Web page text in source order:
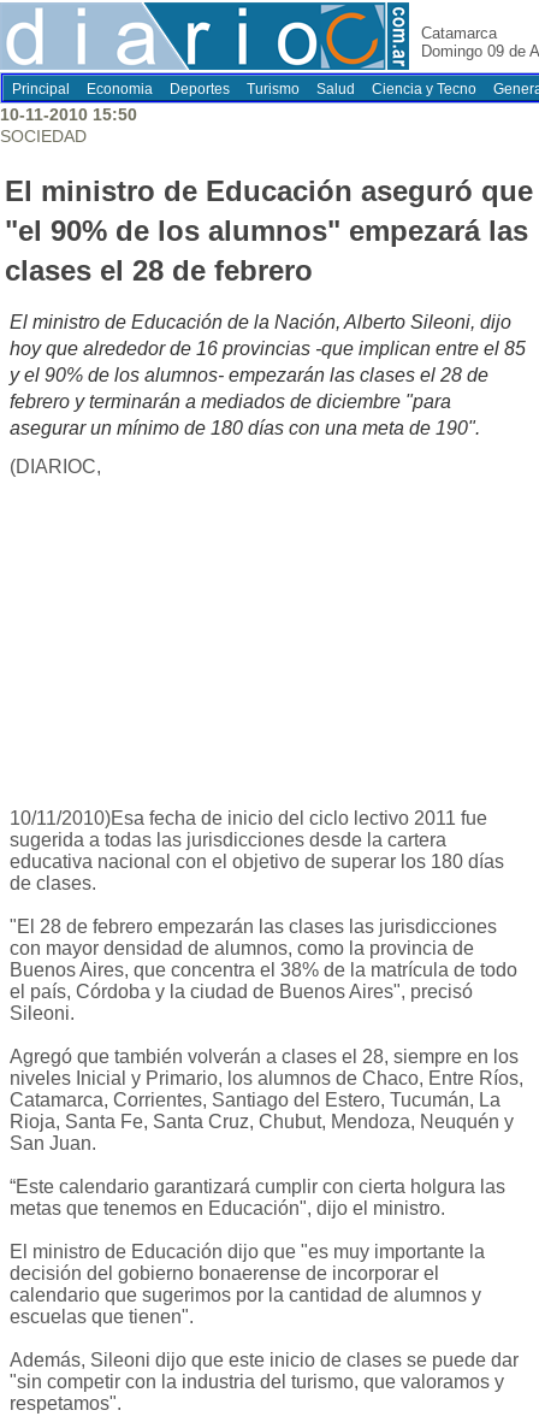
Catamarca
Domingo 09 de
Principal Economia Deportes Turismo Salud Ciencia y Tecno
10-11-2010 15:50
SOCIEDAD
El ministro de Educación aseguró que
"el 90% de los alumnos" empezará las
clases el 28 de febrero
El ministro de Educación de la Nación, Alberto Sileoni, dijo
hoy que alrededor de 16 provincias -que implican entre el 85
y el 90% de los alumnos- empezarán las clases el 28 de
febrero y terminarán a mediados de diciembre "para
asegurar un mínimo de 180 días con una meta de 190".
(DIARIOC,
10/11/2010)Esa fecha de inicio del ciclo lectivo 2011 fue
sugerida a todas las jurisdicciones desde la cartera
educativa nacional con el objetivo de superar los 180 días
de clases.
"El 28 de febrero empezarán las clases las jurisdicciones
con mayor densidad de alumnos, como la provincia de
Buenos Aires, que concentra el 38% de la matrícula de todo
el país, Córdoba y la ciudad de Buenos Aires", precisó
Sileoni.
Agregó que también volverán a clases el 28, siempre en los
niveles Inicial y Primario, los alumnos de Chaco, Entre Ríos,
Catamarca, Corrientes, Santiago del Estero, Tucumán, La
Rioja, Santa Fe, Santa Cruz, Chubut, Mendoza, Neuquén y
San Juan.
“Este calendario garantizará cumplir con cierta holgura las
metas que tenemos en Educación", dijo el ministro.
El ministro de Educación dijo que "es muy importante la
decisión del gobierno bonaerense de incorporar el
calendario que sugerimos por la cantidad de alumnos y
escuelas que tienen".
Además, Sileoni dijo que este inicio de clases se puede dar
"sin competir con la industria del turismo, que valoramos y
respetamos".